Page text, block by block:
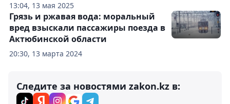
13:04, 13 мая 2025
20:30, 13 марта 2024
Грязь и ржавая вода: моральный
вред взыскали пассажиры поезда в
Актюбинской области
Следите за новостями zakon.kz в: